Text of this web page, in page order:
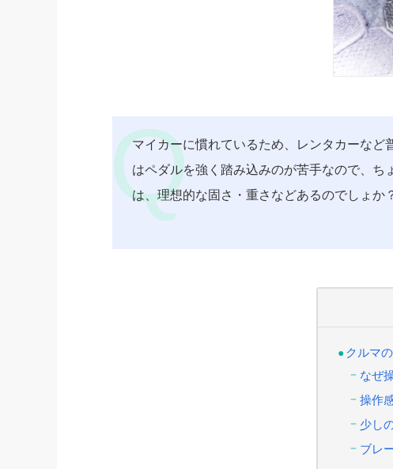
マイカーに慣れているため、レンタカーなど
はペダルを強く踏み込みのが苦手なので、
は、理想的な固さ・重さなどあるのでしょか
クルマ
なぜ
操作
少し
ブレ